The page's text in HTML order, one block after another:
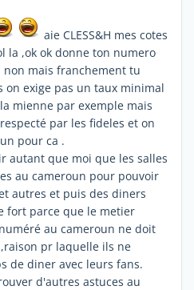
aie CLESS&H mes cotes
la ,ok ok donne ton numero
mais franchement tu
on exige pas un taux minimal
mienne par exemple mais
par les fideles et on
pour ca .
autant que moi que les salles
au cameroun pour pouvoir
autres et puis des diners
fort parce que le metier
au cameroun ne doit
pr laquelle ils ne
de diner avec leurs fans.
d'autres astuces au